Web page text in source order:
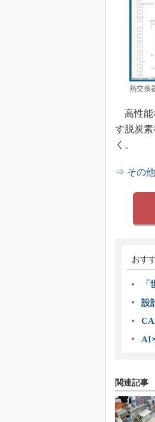
熱交換
高性能
す脱炭
く。
⇒ その
おす
設
関連記事